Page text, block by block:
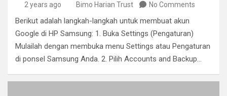
2 years ago Bimo Harian Trust No Comments
Berikut adalah langkah-langkah untuk membuat akun
Google di HP Samsung: 1. Buka Settings (Pengaturan)
Mulailah dengan membuka menu Settings atau Pengaturan
di ponsel Samsung Anda. 2. Pilih Accounts and Backup…